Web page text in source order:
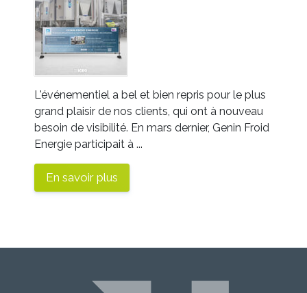
L'événementiel a bel et bien repris pour le plus
grand plaisir de nos clients, qui ont à nouveau
besoin de visibilité. En mars dernier, Genin Froid
Energie participait à ...
En savoir plus